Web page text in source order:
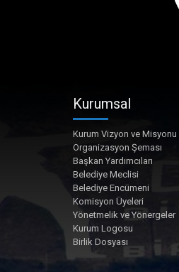
Kurumsal
Kurum Vizyon ve Misyonu
Organizasyon Şeması
Başkan Yardımcıları
Belediye Meclisi
Belediye Encümeni
Komisyon Üyeleri
Yönetmelik ve Yönergeler
Kurum Logosu
Birlik Dosyası